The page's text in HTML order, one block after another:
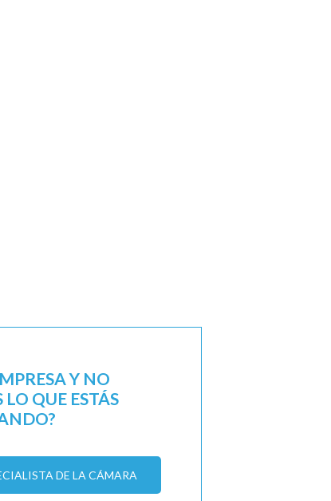
Y NO
QUE ESTÁS
DE LA CÁMARA